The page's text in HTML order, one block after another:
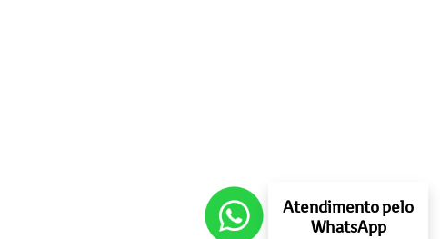
Atendimento pelo
WhatsApp